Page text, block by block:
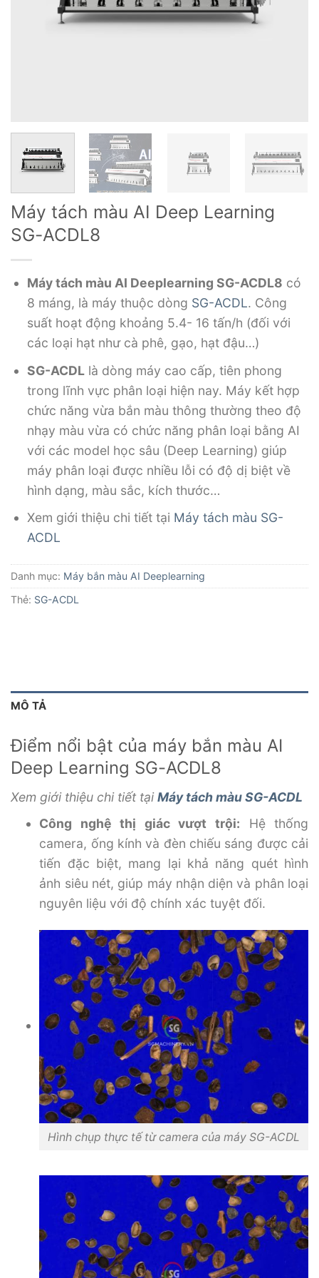
Máy tách màu AI Deep Learning
SG-ACDL8
Máy tách màu AI Deeplearning SG-ACDL8 có
8 máng, là máy thuộc dòng SG-ACDL. Công
suất hoạt động khoảng 5.4- 16 tấn/h (đối với
các loại hạt như cà phê, gạo, hạt đậu…)
SG-ACDLlà dòng máy cao cấp, tiên phong
trong lĩnh vực phân loại hiện nay. Máy kết hợp
chức năng vừa bắn màu thông thường theo độ
nhạy màu vừa có chức năng phân loại bằng AI
với các model học sâu (Deep Learning) giúp
máy phân loại được nhiều lỗi có độ dị biệt về
hình dạng, màu sắc, kích thước…
Xem giới thiệu chi tiết tại Máy tách màu SG-
ACDL
Danh mục: Máy bắn màu AI Deeplearning
Thẻ: SG-ACDL
MÔ TẢ
Điểm nổi bật của máy bắn màu AI
Deep Learning SG-ACDL8
Xem giới thiệu chi tiết tạiMáy tách màu SG-ACDL
Công nghệ thị giác vượt trội: Hệ thống
camera, ống kính và đèn chiếu sáng được cải
tiến đặc biệt, mang lại khả năng quét hình
ảnh siêu nét, giúp máy nhận diện và phân loại
nguyên liệu với độ chính xác tuyệt đối.
Hình chụp thực tế từ camera của máy SG-ACDL